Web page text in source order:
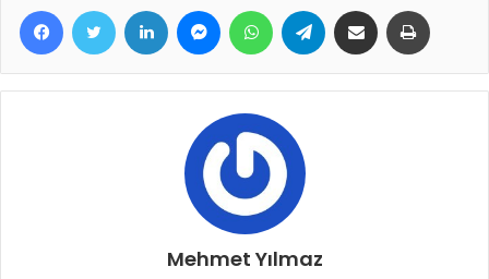
FacebookTwitter LinkedIn MessengerWhatsAppTelegram E-Posta ile paylaş
Mehmet Yılmaz